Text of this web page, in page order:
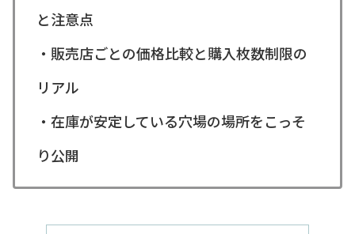
と注意点
・販売店ごとの価格比較と購入枚数制限の
リアル
・在庫が安定している穴場の場所をこっそ
り公開